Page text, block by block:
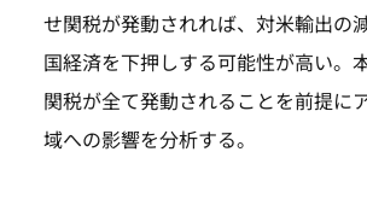
せ関税が発動されれば、対米輸出の
国経済を下押しする可能性が高い。
関税が全て発動されることを前提に
域への影響を分析する。